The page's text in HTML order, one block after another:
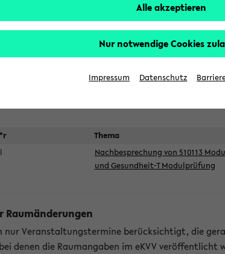
sich nach dem24.07.2026Veranstaltungsorte
Thema
Nachbesprechung von 510113
und Gesundheit-T Modulprüfung
Raumänderungen
nur Veranstaltungstermine berücksichtigt, die
denen die Raumangaben im eKVV
Alle akzeptieren
Nur notwendige Cookies
Impressum Datenschutz